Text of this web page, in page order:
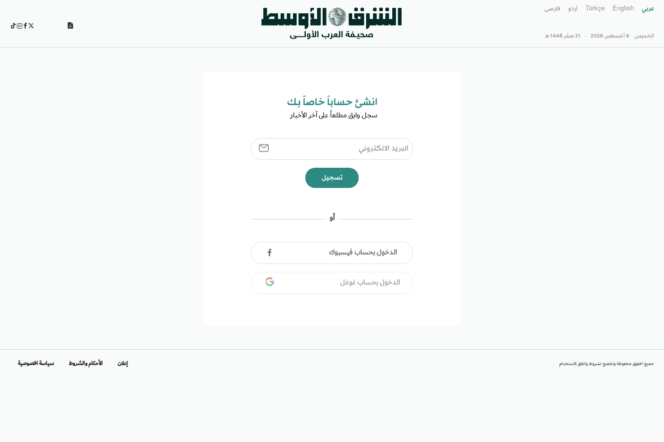
عربي English
Türkçe اردو فارسى
الخميس, 6 أغسطس 2026 - 21 صفَر 1448 هـ
انشئ حساباً خاصاً بك​
سجل وابق مطلعاً على آخر الأخبار ​
تسجيل
أو
الدخول بحساب فيسبوك
الدخول بحساب غوغل
جميع الحقوق محفوظة وتخضع لشروط واتفاق الاستخدام إعلان الأحكام والشروط سياسة الخصوصية